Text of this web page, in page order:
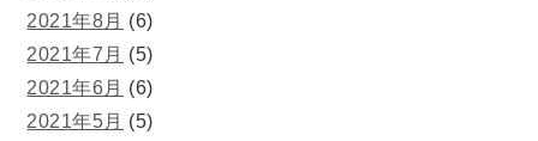
2021年8月 (6)
2021年7月 (5)
2021年6月 (6)
2021年5月 (5)